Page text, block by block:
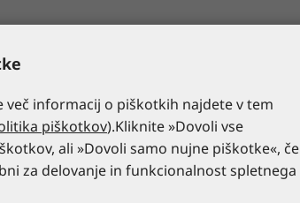
informacij o piškotkih najdete v tem
piškotkov).Kliknite »Dovoli vse
ali »Dovoli samo nujne piškotke«, če
za delovanje in funkcionalnost spletnega